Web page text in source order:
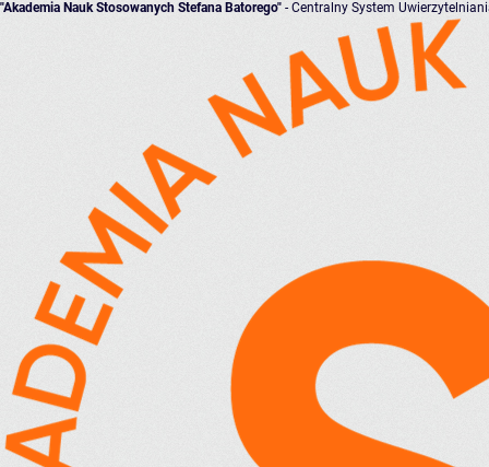
"Akademia Nauk Stosowanych Stefana Batorego" - Centralny System